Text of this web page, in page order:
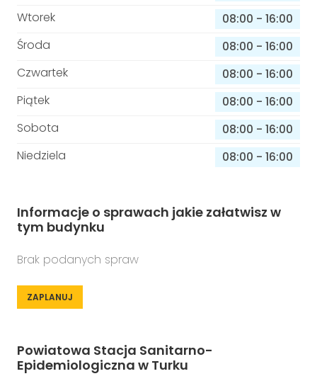
Wtorek
08:00 - 16:00
Środa
08:00 - 16:00
Czwartek
08:00 - 16:00
Piątek
08:00 - 16:00
Sobota
08:00 - 16:00
Niedziela
08:00 - 16:00
Informacje o sprawach jakie załatwisz w
tym budynku
Brak podanych spraw
ZAPLANUJ
Powiatowa Stacja Sanitarno-
Epidemiologiczna w Turku